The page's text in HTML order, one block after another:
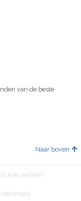
van de beste
Naar boven
Alle rechten